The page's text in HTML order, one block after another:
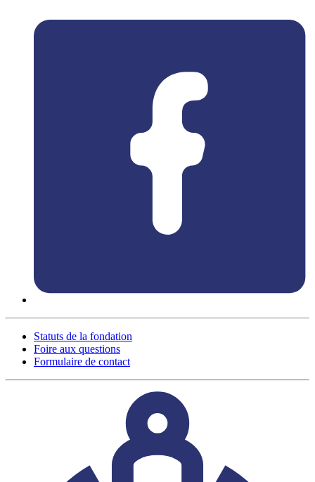
Statuts de la fondation
Foire aux questions
Formulaire de contact